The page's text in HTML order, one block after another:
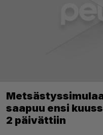
saapuu ensi
2 päivättiin